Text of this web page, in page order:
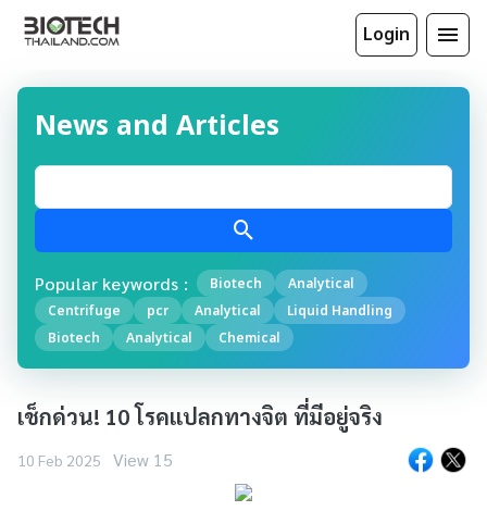
Login
News and Articles
Popular keywords : Biotech
Analytical
Centrifuge
pcr Analytical
Liquid Handling
Biotech
Analytical Chemical
เช็กด่วน! 10 โรคแปลกทางจิต ที่มีอยู่จริง
10 Feb 2025 View 15